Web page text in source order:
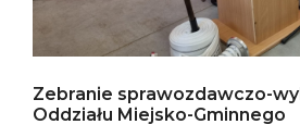
Zebranie sprawozdawczo-
Oddziału Miejsko-Gminnego